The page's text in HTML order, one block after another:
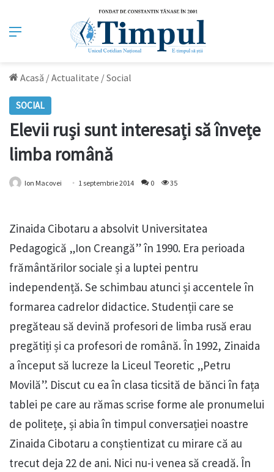
Meniu
Acasă /Actualitate /Social
SOCIAL
Elevii ruși sunt interesați să învețe
limba română
Ion Macovei 1 septembrie 2014 0 35
Zinaida Cibotaru a absolvit Universitatea
Pedagogică „Ion Creangă” în 1990. Era perioada
frământărilor sociale și a luptei pentru
independență. Se schimbau atunci și accentele în
formarea cadrelor didactice. Studenții care se
pregăteau să devină profesori de limba rusă erau
pregătiți și ca profesori de română. În 1992, Zinaida
a început să lucreze la Liceul Teoretic „Petru
Movilă”. Discut cu ea în clasa ticsită de bănci în fața
tablei pe care au rămas scrise forme ale pronumelui
de politețe, și abia în timpul conversației noastre
Zinaida Cibotaru a conștientizat cu mirare că au
trecut deja 22 de ani. Nici nu-i venea să creadă. În